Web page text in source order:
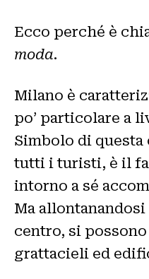
Ecco perché è
moda.
Milano è
po’ particolare a
Simbolo di
tutti i turisti, è il
intorno a sé
Ma
centro, si
grattacieli ed